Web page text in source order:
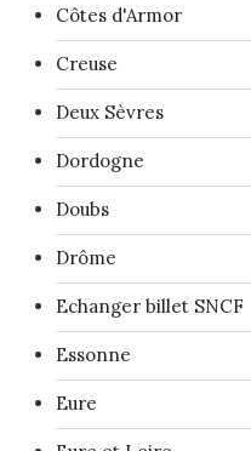
Côtes d'Armor
Creuse
Deux Sèvres
Dordogne
Doubs
Drôme
Echanger billet SNCF
Essonne
Eure